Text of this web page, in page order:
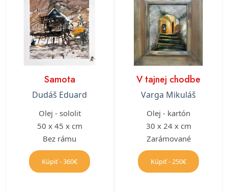
Samota
Dudáš Eduard
Olej - sololit
50 x 45 x cm
Bez rámu
Kúpiť - 360€
V tajnej chodbe
Varga Mikuláš
Olej - kartón
30 x 24 x cm
Zarámované
Kúpiť - 250€